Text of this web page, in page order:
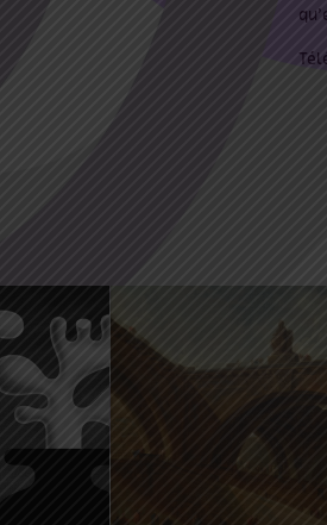
13 Avr 2021 20:30
conférence du
‘caprices’